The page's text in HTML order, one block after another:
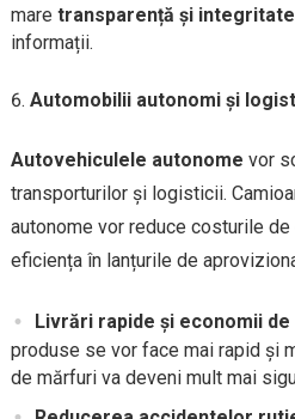
mare transparență și integritate
informații.
Automobilii autonomi și
Autovehiculele autonome vor
transporturilor și logisticii.
autonome vor reduce costurile
eficiența în lanțurile de
Livrări rapide și economii
produse se vor face mai rapid și
de mărfuri va deveni mult mai